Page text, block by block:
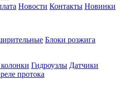
Новости Контакты Новинки
Блоки розжига
Гидроузлы Датчики
протока